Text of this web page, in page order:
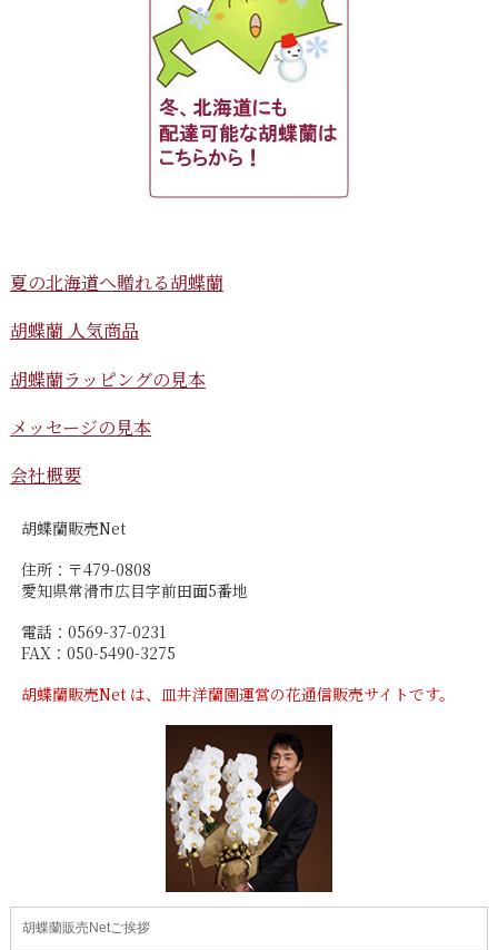
夏の北海道へ贈れる胡蝶蘭
胡蝶蘭 人気商品
胡蝶蘭ラッピングの見本
メッセージの見本
会社概要
胡蝶蘭販売Net
住所：〒479-0808
愛知県常滑市広目字前田面5番地
電話：0569-37-0231
FAX：050-5490-3275
胡蝶蘭販売Net は、皿井洋蘭園運営の花通信販売サイトです。
胡蝶蘭販売Netご挨拶